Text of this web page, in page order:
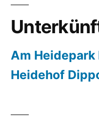
Am
Heidehof